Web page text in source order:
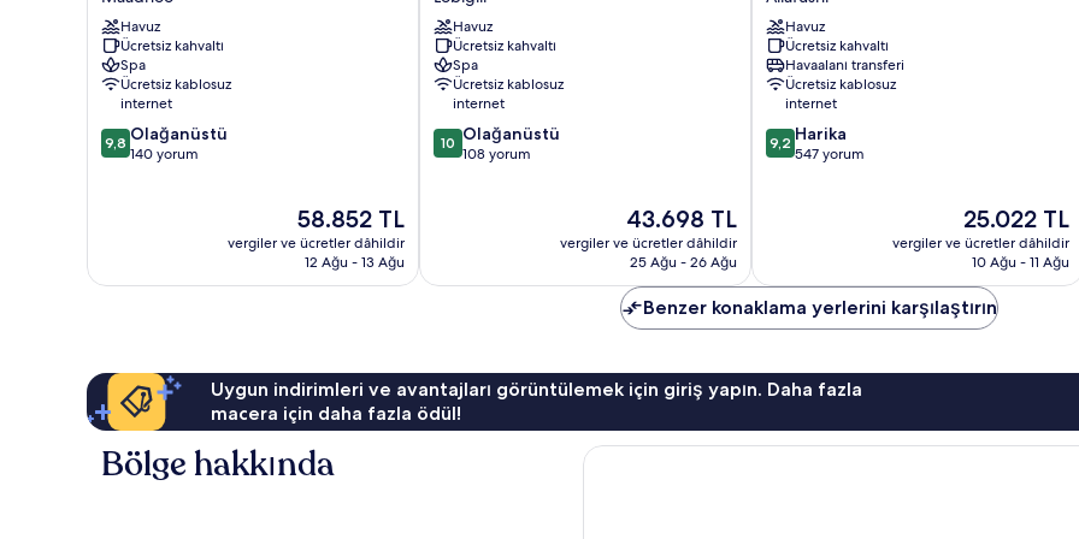
-
Luxury
All
Inclusive
with
Free
Transfers
Maadhoo
Havuz
Ücretsiz kahvaltı
Spa
Ücretsiz kablosuz
internet
10
üzerinden
9,8 Olağanüstü
140 yorum
Güncel
fiyat:
58.852 TL
58.852 TL
vergiler ve ücretler dâhildir
12 Ağu - 13 Ağu
with
Free
Transfers
Lobigili
Havuz
Ücretsiz kahvaltı
Spa
Ücretsiz kablosuz
internet
10
üzerinden
10 Olağanüstü
108 yorum
Güncel
fiyat:
43.698 TL
43.698 TL
vergiler ve ücretler dâhildir
25 Ağu - 26 Ağu
-
All
Inclusive
with
Free
Transfers
Ailafushi
Havuz
Ücretsiz kahvaltı
Havaalanı transferi
Ücretsiz kablosuz
internet
10
üzerinden
9,2 Harika
547 yorum
Güncel
fiyat:
25.022 TL
25.022 TL
vergiler ve ücretler dâhildir
10 Ağu - 11 Ağu
Benzer konaklama yerlerini karşılaştırın
Uygun indirimleri ve avantajları görüntülemek için giriş yapın. Daha fazla
macera için daha fazla ödül!
Bölge hakkında